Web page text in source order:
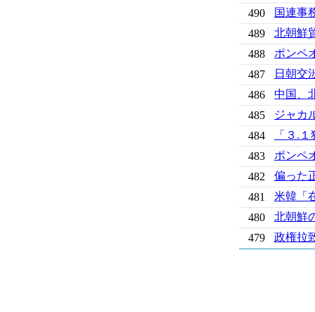
490
国連事
489
北朝鮮
488
ポンペ
487
日朝交
486
中国、
485
ジャカ
484
「３.
483
ポンペ
482
偏った
481
米韓「
480
北朝鮮
479
政権拉